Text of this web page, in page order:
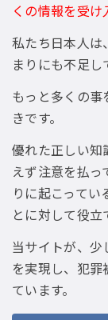
くの情報を受け
私たち日本人は
まりにも不足し
もっと多くの
きです。
優れた正しい知
えず注意を払
りに起こって
とに対して役立
当サイトが、
を実現し、犯
ています。